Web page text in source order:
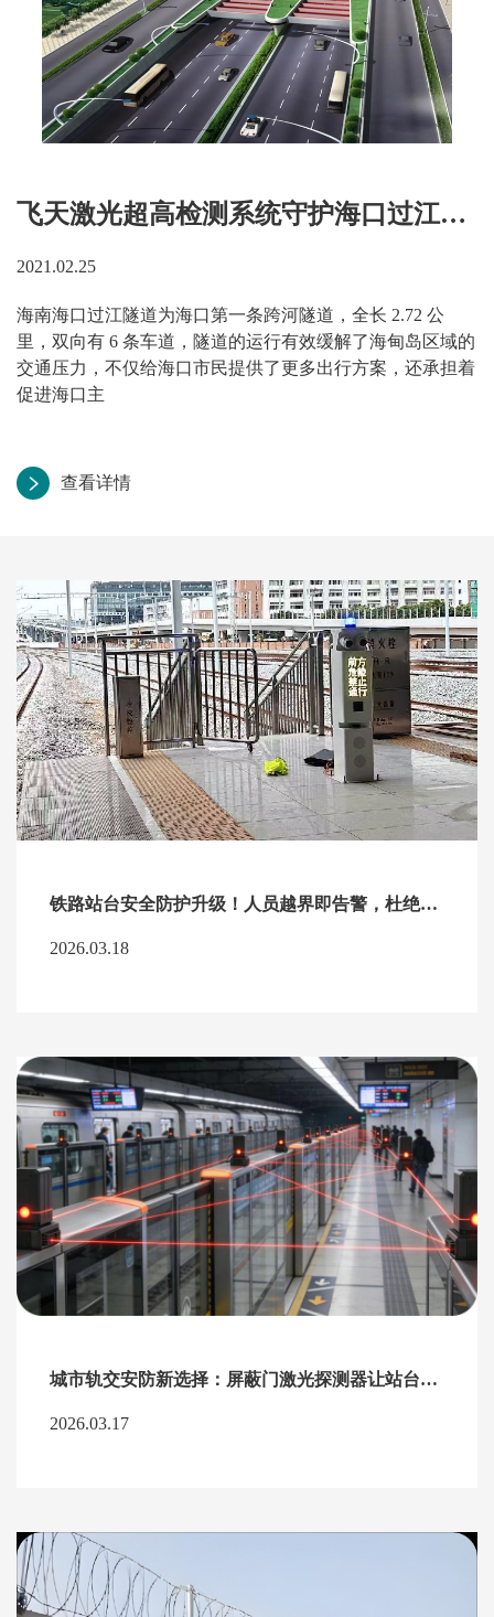
飞天激光超高检测系统守护海口过江隧道安全运行
2021.02.25
海南海口过江隧道为海口第一条跨河隧道，全长 2.72 公
里，双向有 6 条车道，隧道的运行有效缓解了海甸岛区域的
交通压力，不仅给海口市民提供了更多出行方案，还承担着
促进海口主
查看详情
铁路站台安全防护升级！人员越界即告警，杜绝安全隐患！
2026.03.18
城市轨交安防新选择：屏蔽门激光探测器让站台防夹更精准
2026.03.17